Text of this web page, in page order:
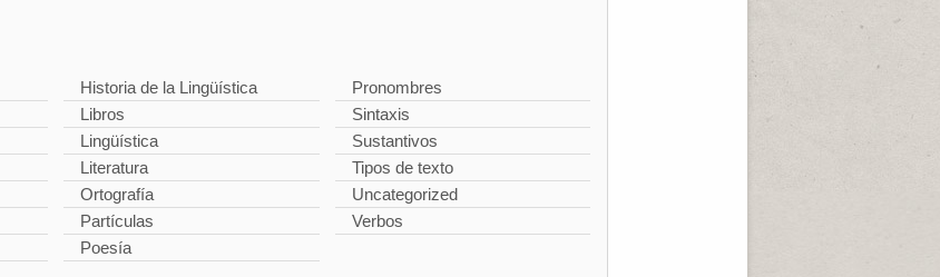
Historia de la Lingüística
Libros
Lingüística
Literatura
Ortografía
Partículas
Poesía
Pronombres
Sintaxis
Sustantivos
Tipos de texto
Uncategorized
Verbos